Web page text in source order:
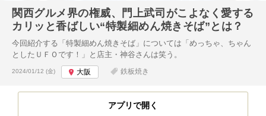
関西グルメ界の権威、門上武司がこよなく愛する
カリッと香ばしい“特製細めん焼きそば”とは？
今回紹介する「特製細めん焼きそば」については「めっちゃ、ちゃん
としたＵＦＯです！」と店主・神谷さんは笑う。
投稿日:
2024/01/12 (金) 大阪 鉄板焼き
アプリで開く